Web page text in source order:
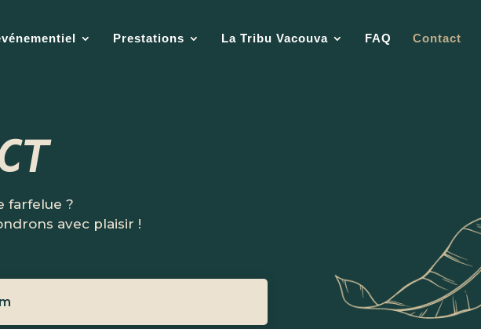
Prestations La Tribu Vacouva FAQ Contact
farfelue ?
avec plaisir !